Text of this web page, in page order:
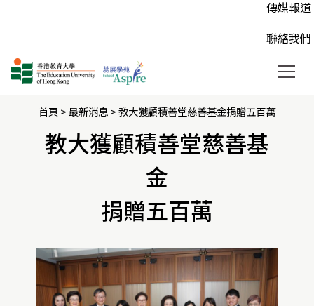
AnMe個
個別跟
高中活
大專或
常見問題
登記「
傳媒報道
聯絡我們
首頁 >最新消息>教大獲顧積善堂慈善基金捐贈五百萬
教大獲顧積善堂慈善基
金
捐贈五百萬